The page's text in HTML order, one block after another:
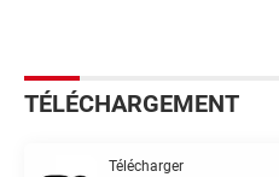
TÉLÉCHARGEMENT
Télécharger